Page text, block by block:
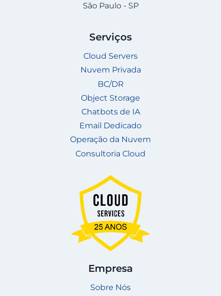
São Paulo - SP
Serviços
Cloud Servers
Nuvem Privada
BC/DR
Object Storage
Chatbots de IA
Email Dedicado
Operação da Nuvem
Consultoria Cloud
Empresa
Sobre Nós